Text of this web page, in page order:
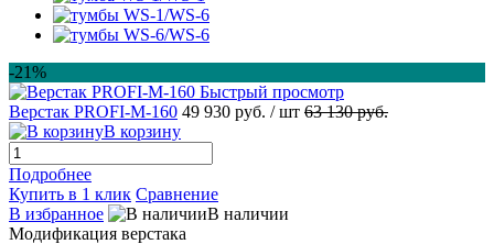
-21%
Быстрый просмотр
Верстак PROFI-M-160 49 930 руб. / шт 63 130 руб.
В корзину
Подробнее
Купить в 1 клик Сравнение
В избранное
В наличии
Модификация верстака